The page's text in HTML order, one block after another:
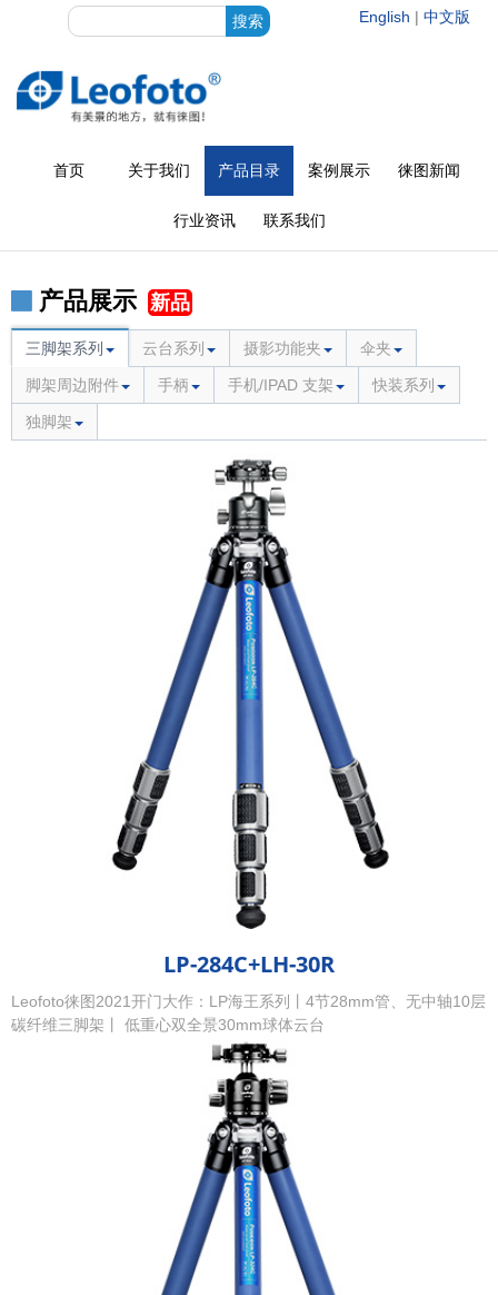
English | 中文版
首页 关于我们 产品目录 案例展示 徕图新闻
行业资讯 联系我们
产品展示 新品
三脚架系列 云台系列 摄影功能夹 伞夹
脚架周边附件 手柄 手机/IPAD 支架 快装系列
独脚架
LP-284C+LH-30R
Leofoto徕图2021开门大作：LP海王系列丨4节28mm管、无中轴10层
碳纤维三脚架丨 低重心双全景30mm球体云台